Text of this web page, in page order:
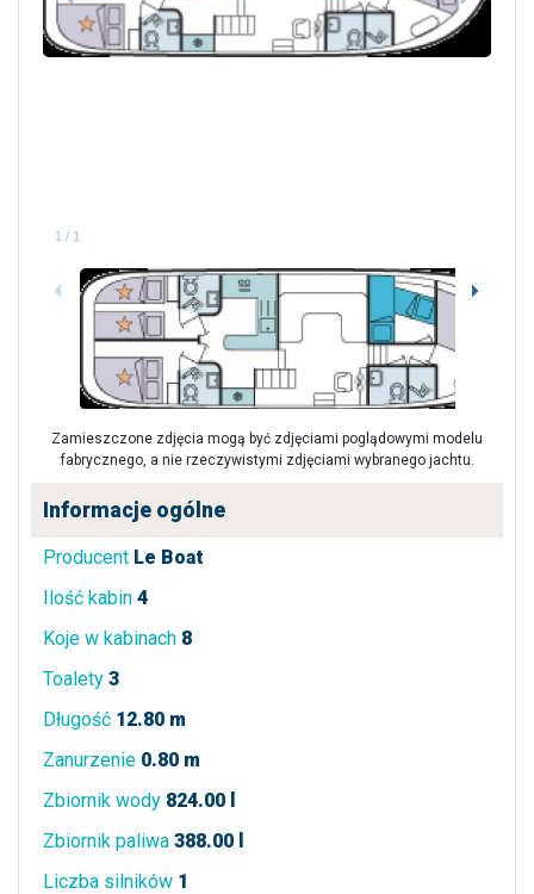
1 / 1
Zamieszczone zdjęcia mogą być zdjęciami poglądowymi modelu
fabrycznego, a nie rzeczywistymi zdjęciami wybranego jachtu.
Informacje ogólne
Producent Le Boat
Ilość kabin 4
Koje w kabinach 8
Toalety 3
Długość 12.80 m
Zanurzenie 0.80 m
Zbiornik wody 824.00 l
Zbiornik paliwa 388.00 l
Liczba silników 1